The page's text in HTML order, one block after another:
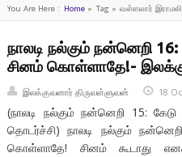
You Are Here : Home» Tag » வள்ளலார்
நாலடி நல்கும் நன்னெறி 16:
சினம் கொள்ளாதே!-
இலக்குவனார் திருவள்ளுவன் 18
(நாலடி நல்கும் நன்னெறி 15:
தொடர்ச்சி) நாலடி நல்கும்
கொள்ளாதே! சினம் கூடாது